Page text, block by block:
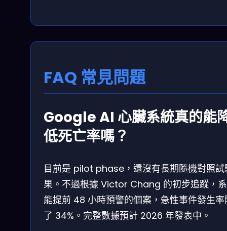
FAQ 常見問題
Google AI 心臟系統真的能
低死亡率嗎？
目前是 pilot phase，還沒有長期隨機對照試
果。不過根據 Victor Chang 的初步追蹤，
能提前 48 小時預警的個案，急性事件發生率
了 34%。完整數據預計 2026 年發表中。